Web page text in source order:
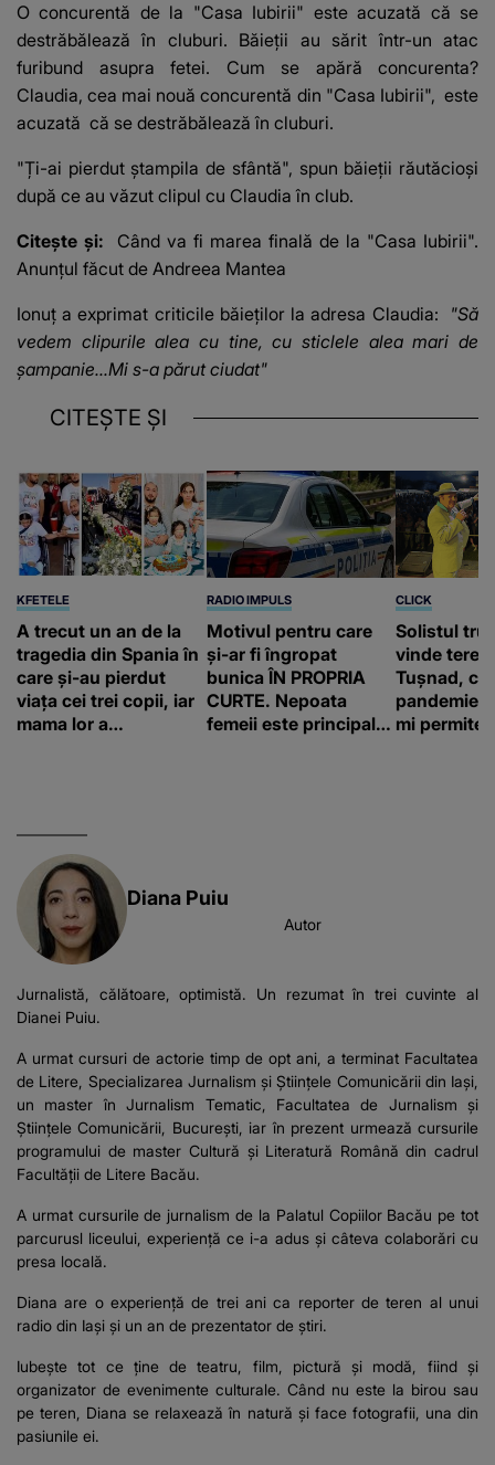
O concurentă de la "Casa Iubirii" este acuzată că se
destrăbălează în cluburi. Băieții au sărit într-un atac
furibund asupra fetei. Cum se apără concurenta?
Claudia, cea mai nouă concurentă din "Casa Iubirii", este
acuzată că se destrăbălează în cluburi.
"Ți-ai pierdut ștampila de sfântă", spun băieții răutăcioși
după ce au văzut clipul cu Claudia în club.
Citește și: Când va fi marea finală de la "Casa Iubirii".
Anunțul făcut de Andreea Mantea
Ionuț a exprimat criticile băieților la adresa Claudia: "Să
vedem clipurile alea cu tine, cu sticlele alea mari de
șampanie...Mi s-a părut ciudat"
CITEȘTE ȘI
KFETELE
A trecut un an de la
tragedia din Spania în
care și-au pierdut
viața cei trei copii, iar
mama lor a…
RADIO IMPULS
Motivul pentru care
și-ar fi îngropat
bunica ÎN PROPRIA
CURTE. Nepoata
femeii este principalul
CLICK
Solistul
vinde
Tușnad,
pandemie:
mi permite
Diana Puiu
Autor
Jurnalistă, călătoare, optimistă. Un rezumat în trei cuvinte al
Dianei Puiu.
A urmat cursuri de actorie timp de opt ani, a terminat Facultatea
de Litere, Specializarea Jurnalism și Științele Comunicării din Iași,
un master în Jurnalism Tematic, Facultatea de Jurnalism și
Științele Comunicării, București, iar în prezent urmează cursurile
programului de master Cultură și Literatură Română din cadrul
Facultății de Litere Bacău.
A urmat cursurile de jurnalism de la Palatul Copiilor Bacău pe tot
parcurusl liceului, experiență ce i-a adus și câteva colaborări cu
presa locală.
Diana are o experiență de trei ani ca reporter de teren al unui
radio din Iași și un an de prezentator de știri.
Iubește tot ce ține de teatru, film, pictură și modă, fiind și
organizator de evenimente culturale. Când nu este la birou sau
pe teren, Diana se relaxează în natură și face fotografii, una din
pasiunile ei.